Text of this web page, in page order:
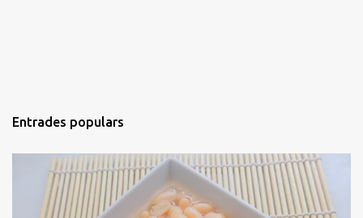
Entrades populars